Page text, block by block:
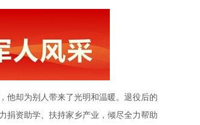
却为别人带来了光明和温暖。退役后的
捐资助学、扶持家乡产业，倾尽全力帮助